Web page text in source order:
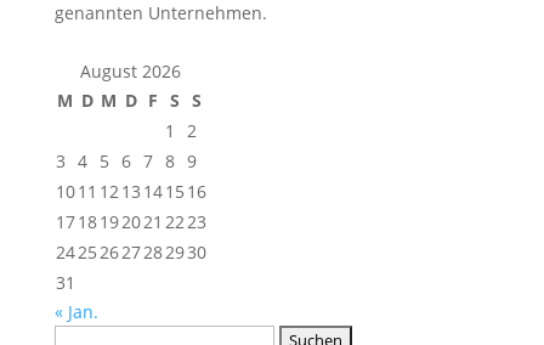
genannten Unternehmen.
August 2026
M D M D F S S
1
2
3 4 5 6 7 8 9
1011 1213 1415 16
1718192021 2223
24252627282930
31
« Jan.